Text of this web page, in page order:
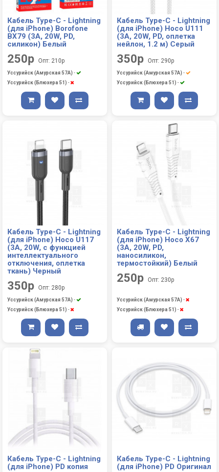
Кабель Type-C - Lightning
(для iPhone) Borofone
BX79 (3A, 20W, PD,
силикон) Белый
250р Опт: 210р
Уссурийск (Амурская 57А) -
Уссурийск (Блюхера 51) -
Кабель Type-C - Lightning
(для iPhone) Hoco U111
(3A, 20W, PD, оплетка
нейлон, 1.2 м) Серый
350р Опт: 290р
Уссурийск (Амурская 57А) -
Уссурийск (Блюхера 51) -
Кабель Type-C - Lightning
(для iPhone) Hoco U117
(3A, 20W, с функцией
интеллектуального
отключения, оплетка
ткань) Черный
350р Опт: 280р
Уссурийск (Амурская 57А) -
Уссурийск (Блюхера 51) -
Кабель Type-C - Lightning
(для iPhone) Hoco X67
(3A, 20W, PD,
наносиликон,
термостойкий) Белый
250р Опт: 230р
Уссурийск (Амурская 57А) -
Уссурийск (Блюхера 51) -
Кабель Type-C - Lightning
(для iPhone) PD копия
Кабель Type-C - Lightning
(для iPhone) PD Оригинал